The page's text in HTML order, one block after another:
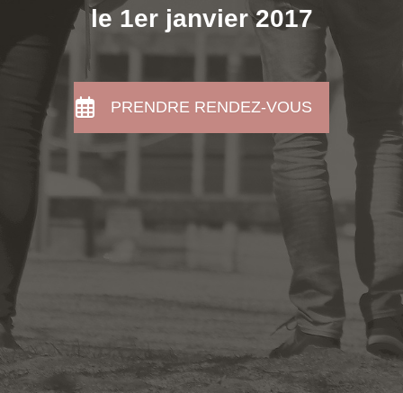
le 1er janvier 2017
PRENDRE RENDEZ-VOUS